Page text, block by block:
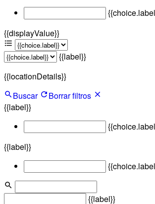
{{displayValue}}
{{label}}
{{locationDetails}}
Buscar
Borrar filtros
{{label}}
{{label}}
{{label}}